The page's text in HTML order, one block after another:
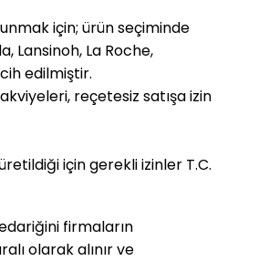
için; ürün seçiminde
Lansinoh, La Roche,
edilmiştir.
reçetesiz satışa izin
için gerekli izinler T.C.
firmaların
olarak alınır ve